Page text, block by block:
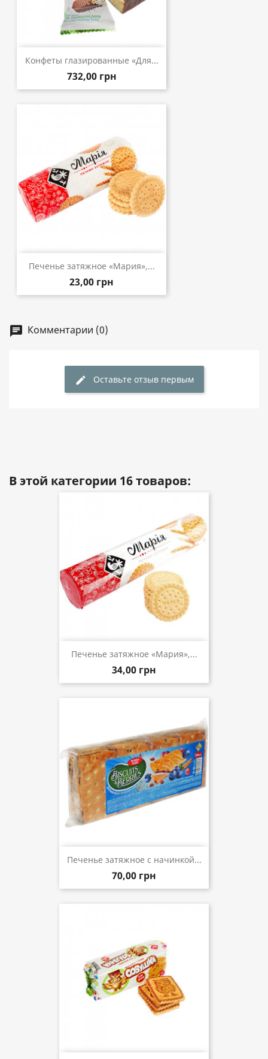
Конфеты глазированные «Для...
732,00 грн
Печенье затяжное «Мария»,...
23,00 грн
chat Комментарии (0)
edit Оставьте отзыв первым
В этой категории 16 товаров:
Печенье затяжное «Мария»,...
34,00 грн
Печенье затяжное с начинкой...
70,00 грн